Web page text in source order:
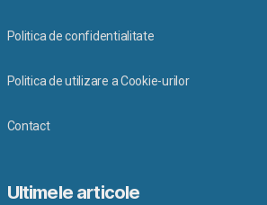
Politica de confidentialitate
Politica de utilizare a Cookie-urilor
Contact
Ultimele articole